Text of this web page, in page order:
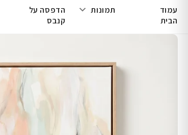
עמוד
הבית
תמונות
הדפסה על
קנבס